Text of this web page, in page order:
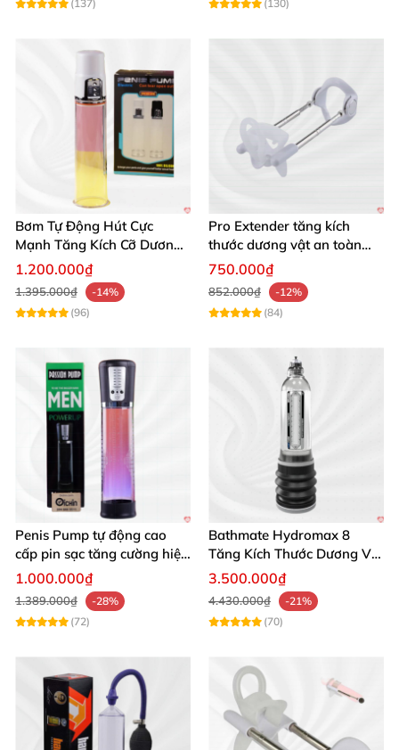
(137)
(130)
Bơm Tự Động Hút Cực
Mạnh Tăng Kích Cỡ Dương
Vật Hiệu Quả
1.200.000₫
1.395.000₫
-14%
(96)
Pro Extender tăng kích
thước dương vật an toàn
hiệu quả
750.000₫
852.000₫
-12%
(84)
Penis Pump tự động cao
cấp pin sạc tăng cường hiệu
quả mua ngay
1.000.000₫
1.389.000₫
-28%
(72)
Bathmate Hydromax 8
Tăng Kích Thước Dương Vật
An Toàn Hiệu Quả
3.500.000₫
4.430.000₫
-21%
(70)